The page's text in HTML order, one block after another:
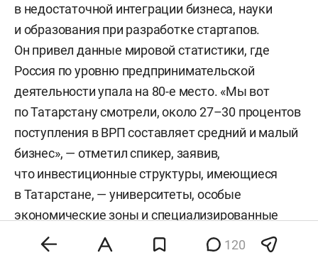
в недостаточной интеграции бизнеса, науки
и образования при разработке стартапов.
Он привел данные мировой статистики, где
Россия по уровню предпринимательской
деятельности упала на 80-е место. «Мы вот
по Татарстану смотрели, около 27–30 процентов
поступления в ВРП составляет средний и малый
бизнес», — отметил спикер, заявив,
что инвестиционные структуры, имеющиеся
в Татарстане, — университеты, особые
экономические зоны и специализированные
инструменты поддержки проектов, такие как
инвестиционно-венчурный фонд и
120